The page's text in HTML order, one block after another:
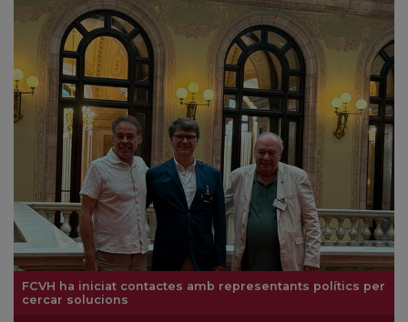
FCVH ha iniciat contactes amb representants polítics per
cercar solucions